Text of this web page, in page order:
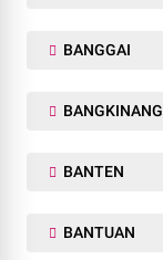
BANGGAI
BANGKINANG
BANTEN
BANTUAN